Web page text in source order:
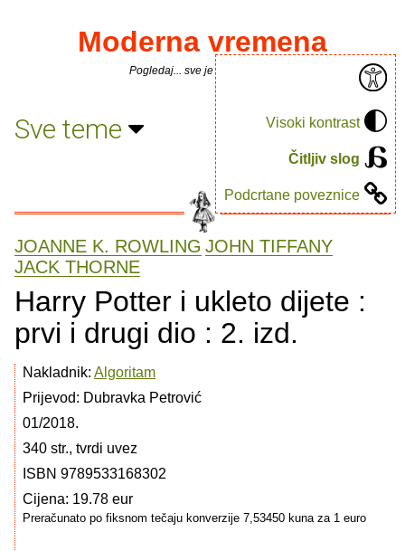
Visoki kontrast
Čitljiv slog
Podcrtane poveznice
Moderna vremena
Pogledaj... sve je puno knjiga.
Sve teme
JOANNE K. ROWLING JOHN TIFFANY
JACK THORNE
Harry Potter i ukleto dijete :
prvi i drugi dio : 2. izd.
Nakladnik: Algoritam
Prijevod: Dubravka Petrović
01/2018.
340 str., tvrdi uvez
ISBN 9789533168302
Cijena: 19.78 eur
Preračunato po fiksnom tečaju konverzije 7,53450 kuna za 1 euro